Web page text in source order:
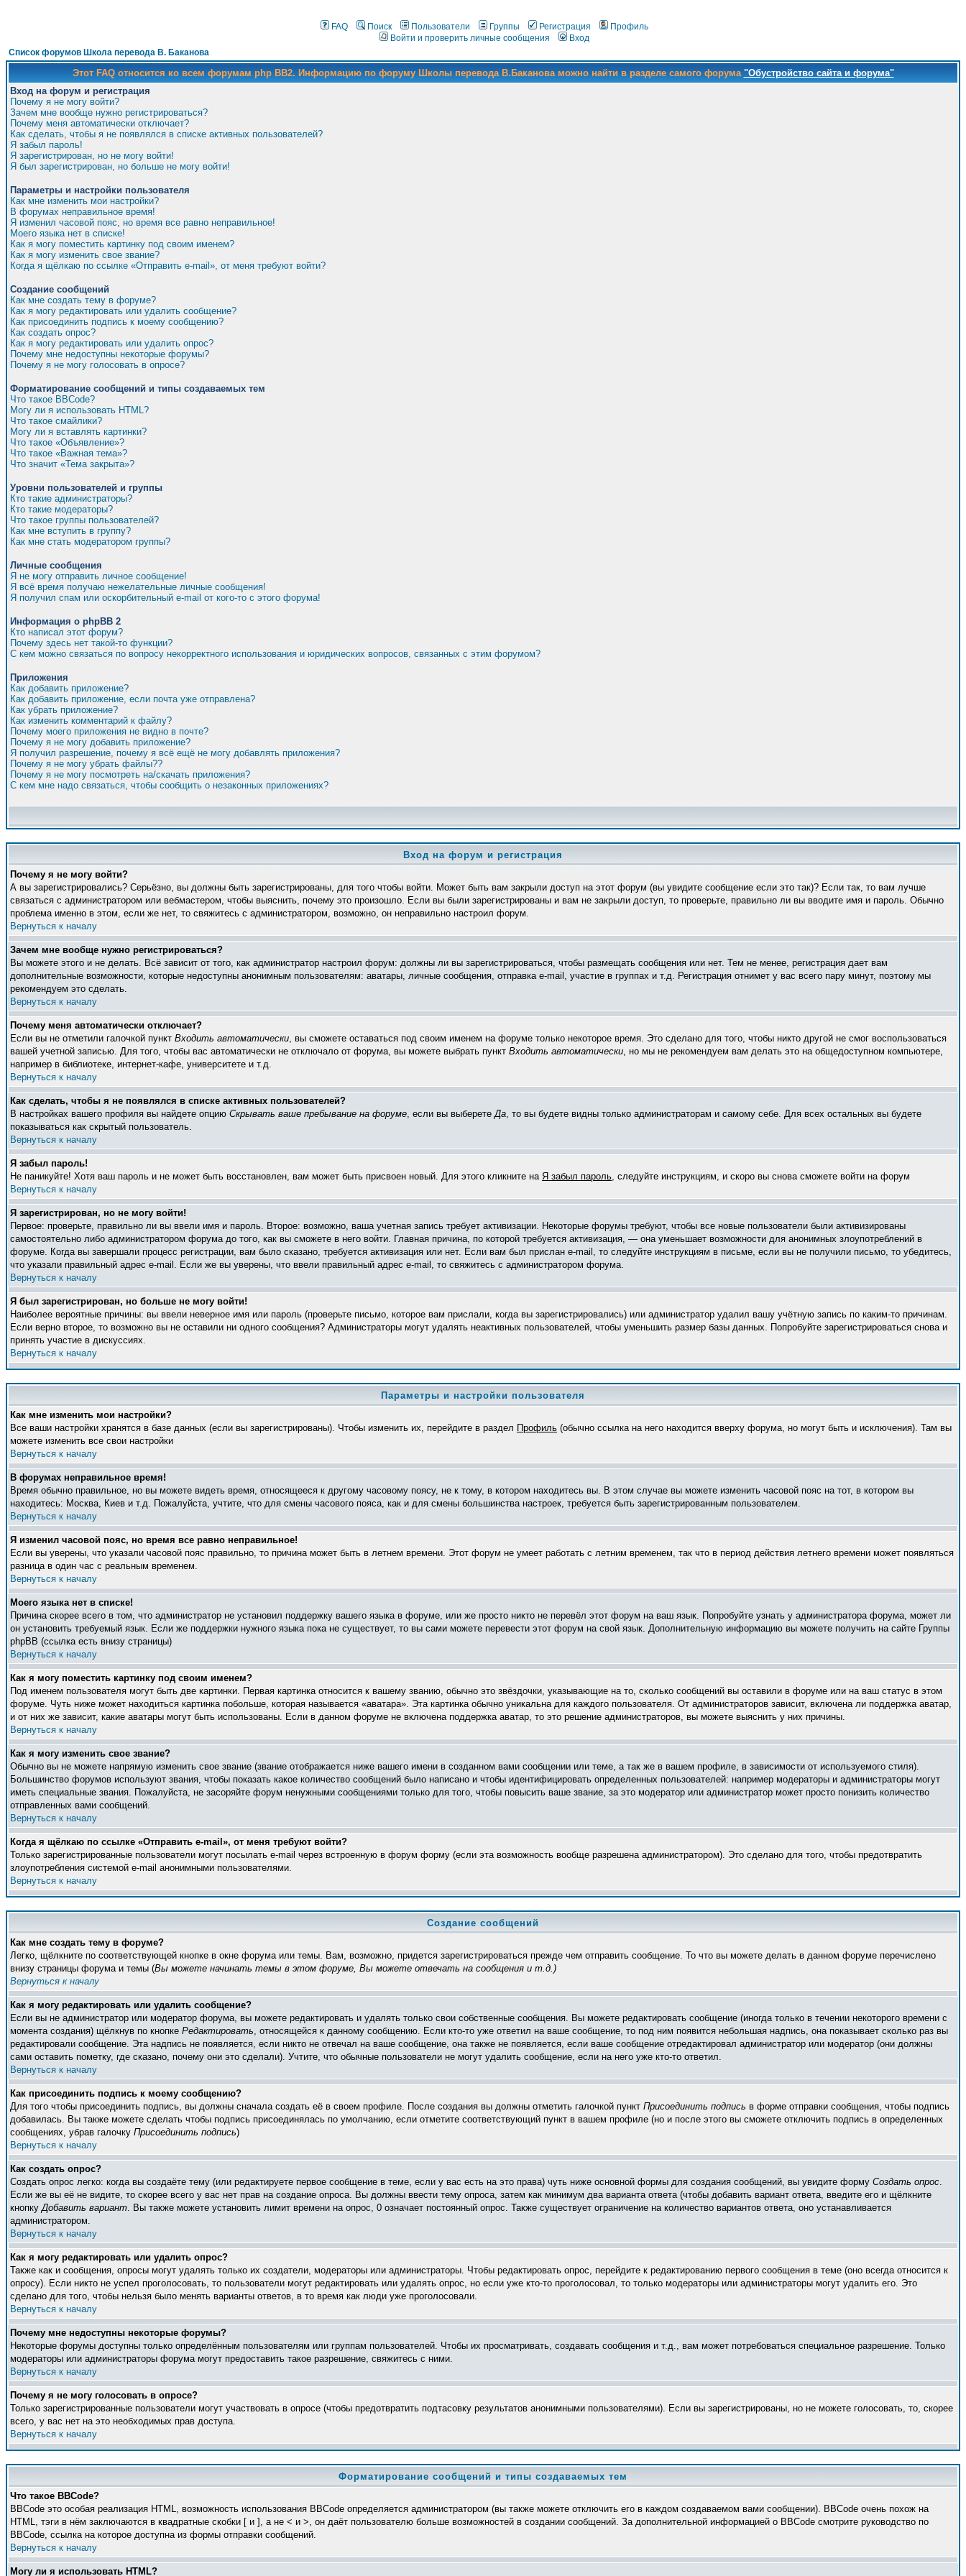
FAQ Поиск Пользователи Группы Регистрация
Профиль
Войти и проверить личные сообщения
Вход
Список форумов Школа перевода В. Баканова
Этот FAQ относится ко всем форумам php BB2. Информацию по форуму Школы перевода В.Баканова можно найти в разделе самого форума "Обустройство сайта и форума"
Вход на форум и регистрация
Почему я не могу войти?
Зачем мне вообще нужно регистрироваться?
Почему меня автоматически отключает?
Как сделать, чтобы я не появлялся в списке активных пользователей?
Я забыл пароль!
Я зарегистрирован, но не могу войти!
Я был зарегистрирован, но больше не могу войти!
Параметры и настройки пользователя
Как мне изменить мои настройки?
В форумах неправильное время!
Я изменил часовой пояс, но время все равно неправильное!
Моего языка нет в списке!
Как я могу поместить картинку под своим именем?
Как я могу изменить свое звание?
Когда я щёлкаю по ссылке «Отправить e-mail», от меня требуют войти?
Создание сообщений
Как мне создать тему в форуме?
Как я могу редактировать или удалить сообщение?
Как присоединить подпись к моему сообщению?
Как создать опрос?
Как я могу редактировать или удалить опрос?
Почему мне недоступны некоторые форумы?
Почему я не могу голосовать в опросе?
Форматирование сообщений и типы создаваемых тем
Что такое BBCode?
Могу ли я использовать HTML?
Что такое смайлики?
Могу ли я вставлять картинки?
Что такое «Объявление»?
Что такое «Важная тема»?
Что значит «Тема закрыта»?
Уровни пользователей и группы
Кто такие администраторы?
Кто такие модераторы?
Что такое группы пользователей?
Как мне вступить в группу?
Как мне стать модератором группы?
Личные сообщения
Я не могу отправить личное сообщение!
Я всё время получаю нежелательные личные сообщения!
Я получил спам или оскорбительный e-mail от кого-то с этого форума!
Информация о phpBB 2
Кто написал этот форум?
Почему здесь нет такой-то функции?
С кем можно связаться по вопросу некорректного использования и юридических вопросов, связанных с этим форумом?
Приложения
Как добавить приложение?
Как добавить приложение, если почта уже отправлена?
Как убрать приложение?
Как изменить комментарий к файлу?
Почему моего приложения не видно в почте?
Почему я не могу добавить приложение?
Я получил разрешение, почему я всё ещё не могу добавлять приложения?
Почему я не могу убрать файлы??
Почему я не могу посмотреть на/скачать приложения?
С кем мне надо связаться, чтобы сообщить о незаконных приложениях?
Вход на форум и регистрация
Почему я не могу войти?
А вы зарегистрировались? Серьёзно, вы должны быть зарегистрированы, для того чтобы войти. Может быть вам закрыли доступ на этот форум (вы увидите сообщение если это так)? Если так, то вам лучше
связаться с администратором или вебмастером, чтобы выяснить, почему это произошло. Если вы были зарегистрированы и вам не закрыли доступ, то проверьте, правильно ли вы вводите имя и пароль. Обычно
проблема именно в этом, если же нет, то свяжитесь с администратором, возможно, он неправильно настроил форум.
Вернуться к началу
Зачем мне вообще нужно регистрироваться?
Вы можете этого и не делать. Всё зависит от того, как администратор настроил форум: должны ли вы зарегистрироваться, чтобы размещать сообщения или нет. Тем не менее, регистрация дает вам
дополнительные возможности, которые недоступны анонимным пользователям: аватары, личные сообщения, отправка e-mail, участие в группах и т.д. Регистрация отнимет у вас всего пару минут, поэтому мы
рекомендуем это сделать.
Вернуться к началу
Почему меня автоматически отключает?
Если вы не отметили галочкой пункт Входить автоматически, вы сможете оставаться под своим именем на форуме только некоторое время. Это сделано для того, чтобы никто другой не смог воспользоваться
вашей учетной записью. Для того, чтобы вас автоматически не отключало от форума, вы можете выбрать пункт Входить автоматически, но мы не рекомендуем вам делать это на общедоступном компьютере,
например в библиотеке, интернет-кафе, университете и т.д.
Вернуться к началу
Как сделать, чтобы я не появлялся в списке активных пользователей?
В настройках вашего профиля вы найдете опцию Скрывать ваше пребывание на форуме, если вы выберетеДа, то вы будете видны только администраторам и самому себе. Для всех остальных вы будете
показываться как скрытый пользователь.
Вернуться к началу
Я забыл пароль!
Не паникуйте! Хотя ваш пароль и не может быть восстановлен, вам может быть присвоен новый. Для этого кликните на Я забыл пароль, следуйте инструкциям, и скоро вы снова сможете войти на форум
Вернуться к началу
Я зарегистрирован, но не могу войти!
Первое: проверьте, правильно ли вы ввели имя и пароль. Второе: возможно, ваша учетная запись требует активизации. Некоторые форумы требуют, чтобы все новые пользователи были активизированы
самостоятельно либо администратором форума до того, как вы сможете в него войти. Главная причина, по которой требуется активизация, — она уменьшает возможности для анонимных злоупотреблений в
форуме. Когда вы завершали процесс регистрации, вам было сказано, требуется активизация или нет. Если вам был прислан e-mail, то следуйте инструкциям в письме, если вы не получили письмо, то убедитесь,
что указали правильный адрес e-mail. Если же вы уверены, что ввели правильный адрес e-mail, то свяжитесь с администратором форума.
Вернуться к началу
Я был зарегистрирован, но больше не могу войти!
Наиболее вероятные причины: вы ввели неверное имя или пароль (проверьте письмо, которое вам прислали, когда вы зарегистрировались) или администратор удалил вашу учётную запись по каким-то причинам.
Если верно второе, то возможно вы не оставили ни одного сообщения? Администраторы могут удалять неактивных пользователей, чтобы уменьшить размер базы данных. Попробуйте зарегистрироваться снова и
принять участие в дискуссиях.
Вернуться к началу
Параметры и настройки пользователя
Как мне изменить мои настройки?
Все ваши настройки хранятся в базе данных (если вы зарегистрированы). Чтобы изменить их, перейдите в раздел Профиль (обычно ссылка на него находится вверху форума, но могут быть и исключения). Там вы
можете изменить все свои настройки
Вернуться к началу
В форумах неправильное время!
Время обычно правильное, но вы можете видеть время, относящееся к другому часовому поясу, не к тому, в котором находитесь вы. В этом случае вы можете изменить часовой пояс на тот, в котором вы
находитесь: Москва, Киев и т.д. Пожалуйста, учтите, что для смены часового пояса, как и для смены большинства настроек, требуется быть зарегистрированным пользователем.
Вернуться к началу
Я изменил часовой пояс, но время все равно неправильное!
Если вы уверены, что указали часовой пояс правильно, то причина может быть в летнем времени. Этот форум не умеет работать с летним временем, так что в период действия летнего времени может появляться
разница в один час с реальным временем.
Вернуться к началу
Моего языка нет в списке!
Причина скорее всего в том, что администратор не установил поддержку вашего языка в форуме, или же просто никто не перевёл этот форум на ваш язык. Попробуйте узнать у администратора форума, может ли
он установить требуемый язык. Если же поддержки нужного языка пока не существует, то вы сами можете перевести этот форум на свой язык. Дополнительную информацию вы можете получить на сайте Группы
phpBB (ссылка есть внизу страницы)
Вернуться к началу
Как я могу поместить картинку под своим именем?
Под именем пользователя могут быть две картинки. Первая картинка относится к вашему званию, обычно это звёздочки, указывающие на то, сколько сообщений вы оставили в форуме или на ваш статус в этом
форуме. Чуть ниже может находиться картинка побольше, которая называется «аватара». Эта картинка обычно уникальна для каждого пользователя. От администраторов зависит, включена ли поддержка аватар,
и от них же зависит, какие аватары могут быть использованы. Если в данном форуме не включена поддержка аватар, то это решение администраторов, вы можете выяснить у них причины.
Вернуться к началу
Как я могу изменить свое звание?
Обычно вы не можете напрямую изменить свое звание (звание отображается ниже вашего имени в созданном вами сообщении или теме, а так же в вашем профиле, в зависимости от используемого стиля).
Большинство форумов используют звания, чтобы показать какое количество сообщений было написано и чтобы идентифицировать определенных пользователей: например модераторы и администраторы могут
иметь специальные звания. Пожалуйста, не засоряйте форум ненужными сообщениями только для того, чтобы повысить ваше звание, за это модератор или администратор может просто понизить количество
отправленных вами сообщений.
Вернуться к началу
Когда я щёлкаю по ссылке «Отправить e-mail», от меня требуют войти?
Только зарегистрированные пользователи могут посылать e-mail через встроенную в форум форму (если эта возможность вообще разрешена администратором). Это сделано для того, чтобы предотвратить
злоупотребления системой e-mail анонимными пользователями.
Вернуться к началу
Создание сообщений
Как мне создать тему в форуме?
Легко, щёлкните по соответствующей кнопке в окне форума или темы. Вам, возможно, придется зарегистрироваться прежде чем отправить сообщение. То что вы можете делать в данном форуме перечислено
внизу страницы форума и темы (Вы можете начинать темы в этом форуме, Вы можете отвечать на сообщения и т.д. )
Вернуться к началу
Как я могу редактировать или удалить сообщение?
Если вы не администратор или модератор форума, вы можете редактировать и удалять только свои собственные сообщения. Вы можете редактировать сообщение (иногда только в течении некоторого времени с
момента создания) щёлкнув по кнопке Редактировать, относящейся к данному сообщению. Если кто-то уже ответил на ваше сообщение, то под ним появится небольшая надпись, она показывает сколько раз вы
редактировали сообщение. Эта надпись не появляется, если никто не отвечал на ваше сообщение, она также не появляется, если ваше сообщение отредактировал администратор или модератор (они должны
сами оставить пометку, где сказано, почему они это сделали). Учтите, что обычные пользователи не могут удалить сообщение, если на него уже кто-то ответил.
Вернуться к началу
Как присоединить подпись к моему сообщению?
Для того чтобы присоединить подпись, вы должны сначала создать её в своем профиле. После создания вы должны отметить галочкой пункт Присоединить подпись в форме отправки сообщения, чтобы подпись
добавилась. Вы также можете сделать чтобы подпись присоединялась по умолчанию, если отметите соответствующий пункт в вашем профиле (но и после этого вы сможете отключить подпись в определенных
сообщениях, убрав галочку Присоединить подпись)
Вернуться к началу
Как создать опрос?
Создать опрос легко: когда вы создаёте тему (или редактируете первое сообщение в теме, если у вас есть на это права) чуть ниже основной формы для создания сообщений, вы увидите форму Создать опрос.
Если же вы её не видите, то скорее всего у вас нет прав на создание опроса. Вы должны ввести тему опроса, затем как минимум два варианта ответа (чтобы добавить вариант ответа, введите его и щёлкните
кнопкуДобавить вариант. Вы также можете установить лимит времени на опрос, 0 означает постоянный опрос. Также существует ограничение на количество вариантов ответа, оно устанавливается
администратором.
Вернуться к началу
Как я могу редактировать или удалить опрос?
Также как и сообщения, опросы могут удалять только их создатели, модераторы или администраторы. Чтобы редактировать опрос, перейдите к редактированию первого сообщения в теме (оно всегда относится к
опросу). Если никто не успел проголосовать, то пользователи могут редактировать или удалять опрос, но если уже кто-то проголосовал, то только модераторы или администраторы могут удалить его. Это
сделано для того, чтобы нельзя было менять варианты ответов, в то время как люди уже проголосовали.
Вернуться к началу
Почему мне недоступны некоторые форумы?
Некоторые форумы доступны только определённым пользователям или группам пользователей. Чтобы их просматривать, создавать сообщения и т.д., вам может потребоваться специальное разрешение. Только
модераторы или администраторы форума могут предоставить такое разрешение, свяжитесь с ними.
Вернуться к началу
Почему я не могу голосовать в опросе?
Только зарегистрированные пользователи могут участвовать в опросе (чтобы предотвратить подтасовку результатов анонимными пользователями). Если вы зарегистрированы, но не можете голосовать, то, скорее
всего, у вас нет на это необходимых прав доступа.
Вернуться к началу
Форматирование сообщений и типы создаваемых тем
Что такое BBCode?
BBCode это особая реализация HTML, возможность использования BBCode определяется администратором (вы также можете отключить его в каждом создаваемом вами сообщении). BBCode очень похож на
HTML, тэги в нём заключаются в квадратные скобки [ и ], а не < и >, он даёт пользователю больше возможностей в создании сообщений. За дополнительной информацией о BBCode смотрите руководство по
BBCode, ссылка на которое доступна из формы отправки сообщений.
Вернуться к началу
Могу ли я использовать HTML?